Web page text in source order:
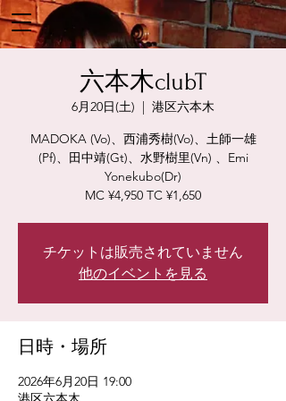
六本木clubT
6月20日(土)
  |
港区六本木
MADOKA (Vo)、西浦秀樹(Vo)、土師一雄
(Pf)、田中靖(Gt)、水野樹里(Vn) 、Emi
Yonekubo(Dr)
MC ¥4,950 TC ¥1,650
チケットは販売されていません
他のイベントを見る
日時・場所
2026年6月20日 19:00